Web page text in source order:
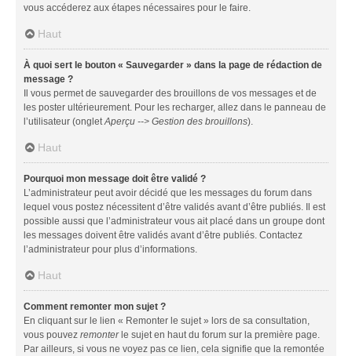
vous accéderez aux étapes nécessaires pour le faire.
Haut
À quoi sert le bouton « Sauvegarder » dans la page de rédaction de
message ?
Il vous permet de sauvegarder des brouillons de vos messages et de
les poster ultérieurement. Pour les recharger, allez dans le panneau de
l’utilisateur (onglet Aperçu --> Gestion des brouillons).
Haut
Pourquoi mon message doit être validé ?
L’administrateur peut avoir décidé que les messages du forum dans
lequel vous postez nécessitent d’être validés avant d’être publiés. Il est
possible aussi que l’administrateur vous ait placé dans un groupe dont
les messages doivent être validés avant d’être publiés. Contactez
l’administrateur pour plus d’informations.
Haut
Comment remonter mon sujet ?
En cliquant sur le lien « Remonter le sujet » lors de sa consultation,
vous pouvez remonterle sujet en haut du forum sur la première page.
Par ailleurs, si vous ne voyez pas ce lien, cela signifie que la remontée